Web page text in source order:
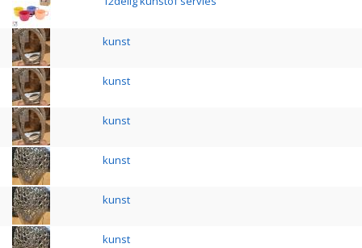
kunst
kunst
kunst
kunst
kunst
kunst